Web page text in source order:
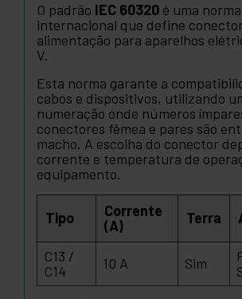
O padrão IEC 60320 é uma norma
internacional que define
alimentação para aparelhos
V.
Esta norma garante a
cabos e dispositivos, utilizando
numeração onde números
conectores fêmea e pares são
macho. A escolha do conector
corrente e temperatura de
equipamento.
Tipo
Corrente
(A)
Terra
C13 /
C14
10 A Sim